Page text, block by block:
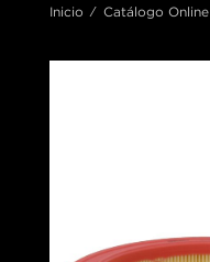
Inicio Catálogo Online